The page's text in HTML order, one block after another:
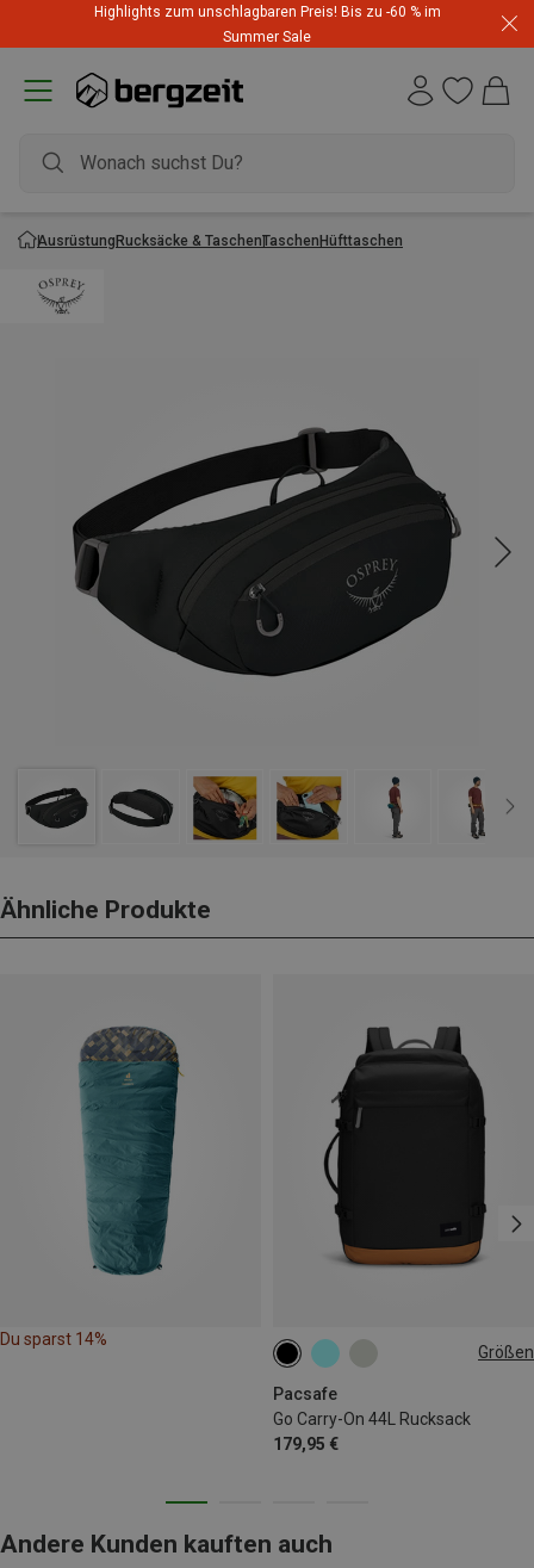
Highlights zum unschlagbaren Preis! Bis zu -60 % im
Summer Sale
AusrüstungRucksäcke & TaschenTaschenHüfttaschen
Ähnliche Produkte
Du sparst 14%
Größen
Pacsafe
Go Carry-On 44L Rucksack
179,95 €
44L
Andere Kunden kauften auch